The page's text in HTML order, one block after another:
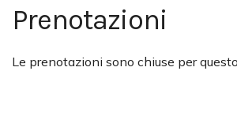
Prenotazioni
Le prenotazioni sono chiuse per